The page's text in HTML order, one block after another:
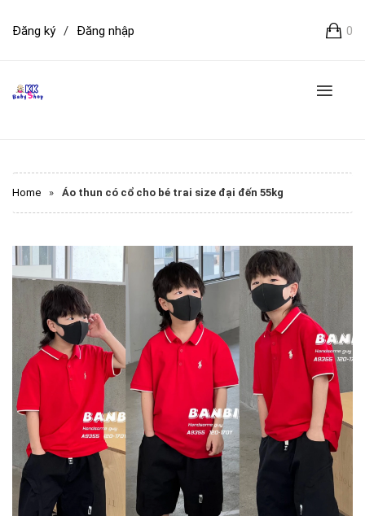
0
Đăng ký / Đăng nhập
Home » Áo thun có cổ cho bé trai size đại đến 55kg